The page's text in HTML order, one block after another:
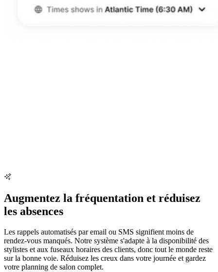
Augmentez la fréquentation et réduisez
les absences
Les rappels automatisés par email ou SMS signifient moins de
rendez-vous manqués. Notre système s'adapte à la disponibilité des
stylistes et aux fuseaux horaires des clients, donc tout le monde reste
sur la bonne voie. Réduisez les creux dans votre journée et gardez
votre planning de salon complet.